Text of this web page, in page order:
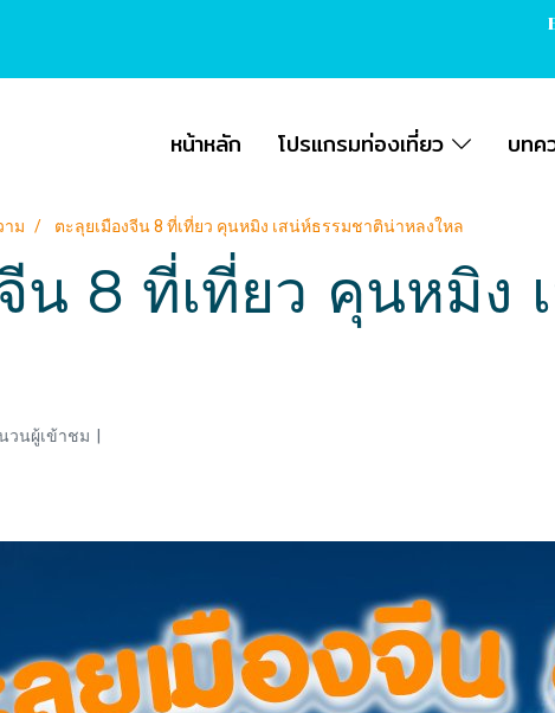
หน้าหลัก โปรแกรมท่องเที่ยว บทค
าม ตะลุยเมืองจีน 8 ที่เที่ยว คุนหมิง เสน่ห์ธรรมชาติน่าหลงใหล
น 8 ที่เที่ยว คุนหมิง
วนผู้เข้าชม